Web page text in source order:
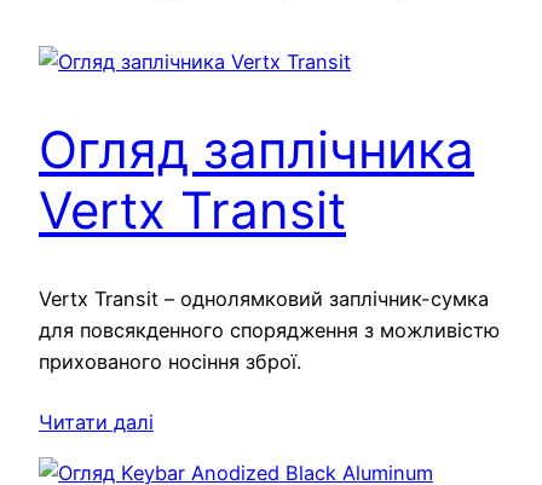
Огляд заплічника
Vertx Transit
Vertx Transit – однолямковий заплічник-сумка
для повсякденного спорядження з можливістю
прихованого носіння зброї.
Читати далі